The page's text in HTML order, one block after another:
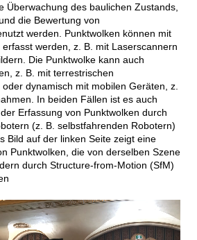
Überwachung des baulichen Zustands,
die Bewertung von
werden. Punktwolken können mit
werden, z. B. mit Laserscannern
Die Punktwolke kann auch
z. B. mit terrestrischen
dynamisch mit mobilen Geräten, z.
In beiden Fällen ist es auch
Erfassung von Punktwolken durch
(z. B. selbstfahrenden Robotern)
Bild auf der linken Seite zeigt eine
Punktwolken, die von derselben Szene
durch Structure-from-Motion (SfM)